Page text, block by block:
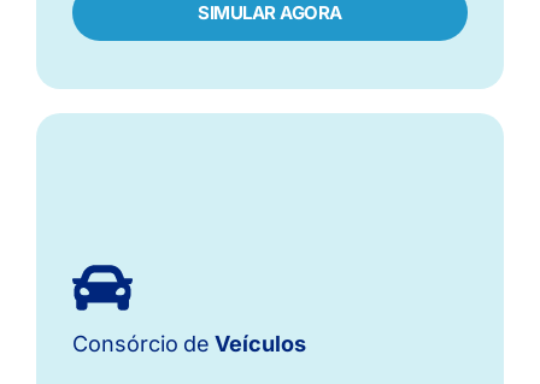
SIMULAR AGORA​
Consórcio de Veículos